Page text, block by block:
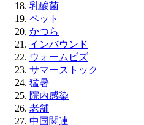
乳酸菌
ペット
かつら
インバウンド
ウォームビズ
サマーストック
猛暑
院内感染
老舗
中国関連